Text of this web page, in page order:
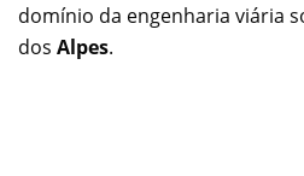
domínio da engenharia viária
dos Alpes.